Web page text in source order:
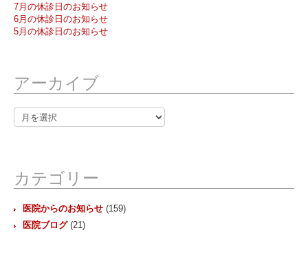
7月の休診日のお知らせ
6月の休診日のお知らせ
5月の休診日のお知らせ
アーカイブ
ア
ー
カテゴリー
医院からのお知らせ (159)
医院ブログ(21)